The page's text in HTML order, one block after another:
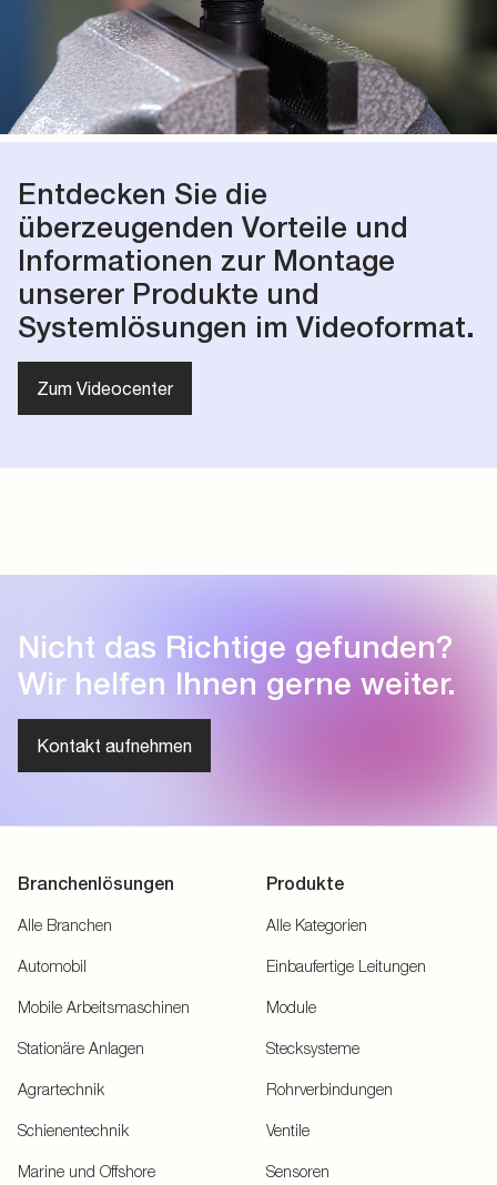
Entdecken Sie die
überzeugenden Vorteile und
Informationen zur Montage
unserer Produkte und
Systemlösungen im Videoformat.
Zum Videocenter
Nicht das Richtige gefunden?
Wir helfen Ihnen gerne weiter.
Kontakt aufnehmen
Branchenlösungen
Alle Branchen
Automobil
Mobile Arbeitsmaschinen
Stationäre Anlagen
Agrartechnik
Schienentechnik
Marine und Offshore
Produkte
Alle Kategorien
Einbaufertige Leitungen
Module
Stecksysteme
Rohrverbindungen
Ventile
Sensoren